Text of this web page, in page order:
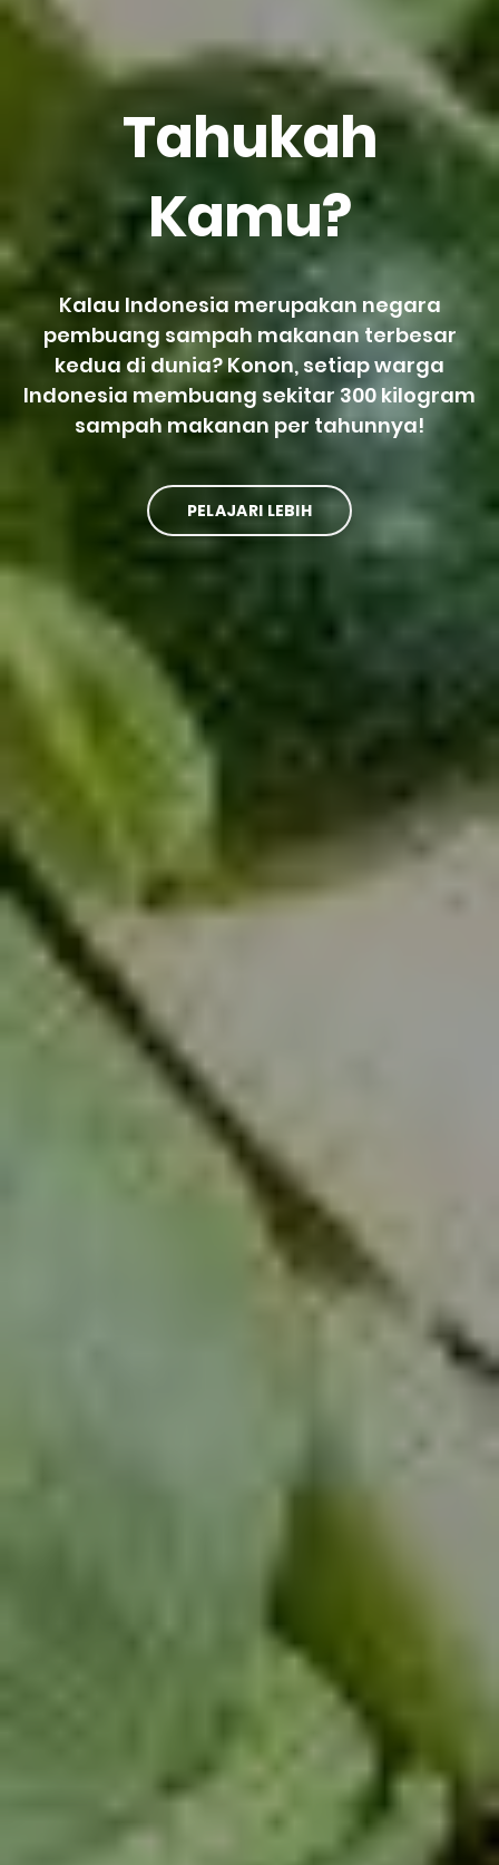
Tahukah
Kamu?
Kalau Indonesia merupakan negara
pembuang sampah makanan terbesar
kedua di dunia? Konon, setiap warga
Indonesia membuang sekitar 300 kilogram
sampah makanan per tahunnya!
PELAJARI LEBIH